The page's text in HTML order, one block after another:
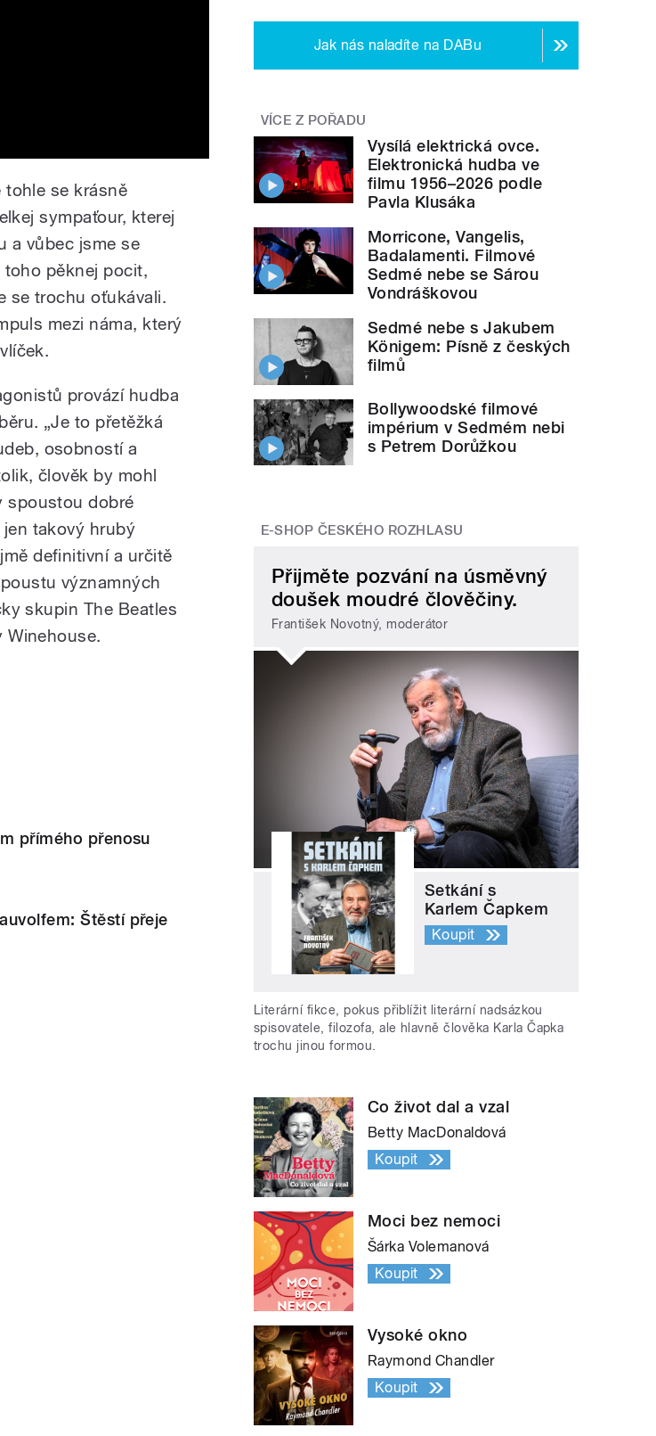
tohle se krásně
sympaťour, kterej
a vůbec jsme se
toho pěknej pocit,
se trochu oťukávali.
mezi náma, který
provází hudba
„Je to přetěžká
osobností a
člověk by mohl
spoustou dobré
jen takový hrubý
definitivní a určitě
významných
skupin The Beatles
Winehouse.
přímého přenosu
Štěstí přeje
Jak nás naladíte na DABu
VÍCE Z POŘADU
Vysílá elektrická ovce.
Elektronická hudba ve
filmu 1956–2026 podle
Pavla Klusáka
Morricone, Vangelis,
Badalamenti. Filmové
Sedmé nebe se Sárou
Vondráškovou
Sedmé nebe s Jakubem
Königem: Písně z českých
filmů
Bollywoodské filmové
impérium v Sedmém nebi
s Petrem Dorůžkou
E-SHOP ČESKÉHO ROZHLASU
Přijměte pozvání na úsměvný
doušek moudré člověčiny.
František Novotný, moderátor
Setkání s
Karlem Čapkem
Koupit
Literární fikce, pokus přiblížit literární nadsázkou
spisovatele, filozofa, ale hlavně člověka Karla Čapka
trochu jinou formou.
Co život dal a vzal
Betty MacDonaldová
Koupit
Moci bez nemoci
Šárka Volemanová
Koupit
Vysoké okno
Raymond Chandler
Koupit